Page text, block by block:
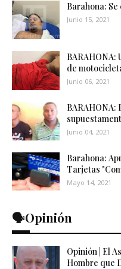
Barahona:
Junio 15, 2021
BARAHONA:
de
Junio 06, 2021
BARAHONA:
Junio 04, 2021
Barahona:
Tarjetas
Mayo 14, 2021
🗣️Opinión
Opinión | El
Hombre que